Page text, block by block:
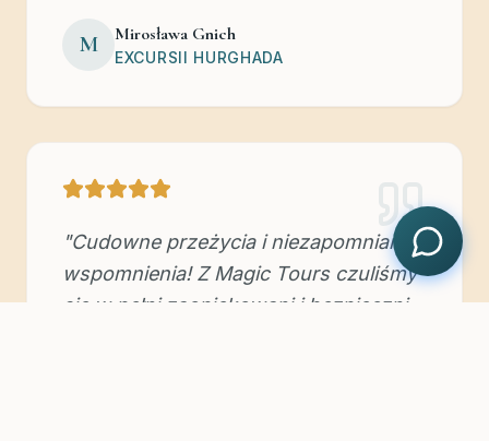
M Mirosława Gnich
EXCURSII HURGHADA
"Cudowne przeżycia i niezapomniane
wspomnienia! Z Magic Tours czuliśmy
się w pełni zaopiekowani i bezpieczni.